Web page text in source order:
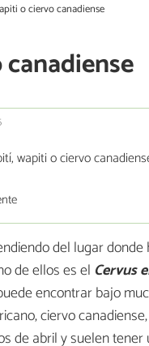
o ciervo canadiense
del lugar
de ellos es el Cervus
encontrar bajo
ciervo
de abril y suelen